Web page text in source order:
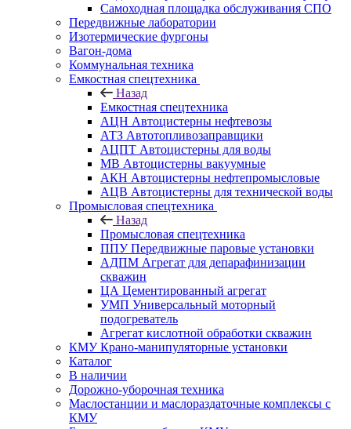
Самоходная площадка обслуживания СПО
Передвижные лаборатории
Изотермические фургоны
Вагон-дома
Коммунальная техника
Емкостная спецтехника
Назад
Емкостная спецтехника
АЦН Автоцистерны нефтевозы
АТЗ Автотопливозаправщики
АЦПТ Автоцистерны для воды
МВ Автоцистерны вакуумные
АКН Автоцистерны нефтепромысловые
АЦВ Автоцистерны для технической воды
Промысловая спецтехника
Назад
Промысловая спецтехника
ППУ Передвижные паровые установки
АДПМ Агрегат для депарафинизации
скважин
ЦА Цементированный агрегат
УМП Универсальный моторный
подогреватель
Агрегат кислотной обработки скважин
КМУ Крано-манипуляторные установки
Каталог
В наличии
Дорожно-уборочная техника
Маслостанции и маслораздаточные комплексы с
КМУ